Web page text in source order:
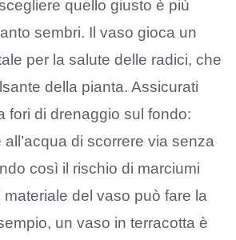
quello giusto è più
sembri. Il vaso gioca un
per la salute delle radici, che
della pianta. Assicurati
fori di drenaggio sul fondo:
di scorrere via senza
così il rischio di marciumi
materiale del vaso può fare la
un vaso in terracotta è